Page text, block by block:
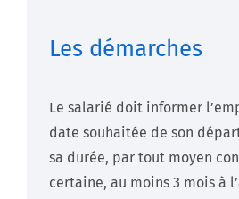
Les démarches
Le salarié doit informer
date souhaitée de son
sa durée, par tout moyen
certaine, au moins 3 mois à